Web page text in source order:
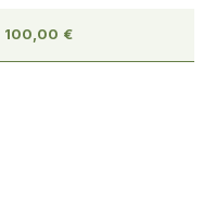
100,00 €